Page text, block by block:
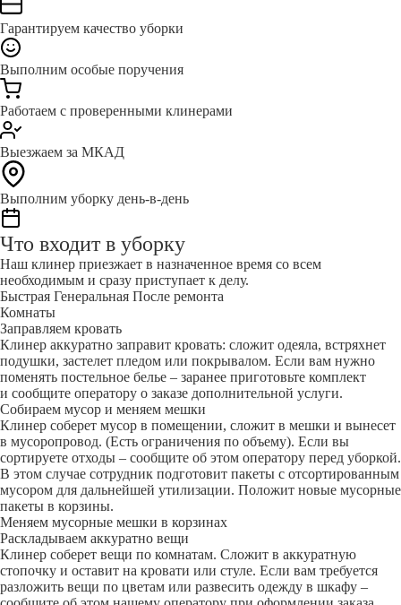
Гарантируем качество уборки
Выполним особые поручения
Работаем с проверенными клинерами
Выезжаем за МКАД
Выполним уборку день-в-день
Что входит в уборку
Наш клинер приезжает в назначенное время со всем
необходимым и сразу приступает к делу.
Быстрая Генеральная После ремонта
Комнаты
Заправляем кровать
Клинер аккуратно заправит кровать: сложит одеяла, встряхнет
подушки, застелет пледом или покрывалом. Если вам нужно
поменять постельное белье – заранее приготовьте комплект
и сообщите оператору о заказе дополнительной услуги.
Собираем мусор и меняем мешки
Клинер соберет мусор в помещении, сложит в мешки и вынесет
в мусоропровод. (Есть ограничения по объему). Если вы
сортируете отходы – сообщите об этом оператору перед уборкой.
В этом случае сотрудник подготовит пакеты с отсортированным
мусором для дальнейшей утилизации. Положит новые мусорные
пакеты в корзины.
Меняем мусорные мешки в корзинах
Раскладываем аккуратно вещи
Клинер соберет вещи по комнатам. Сложит в аккуратную
стопочку и оставит на кровати или стуле. Если вам требуется
разложить вещи по цветам или развесить одежду в шкафу –